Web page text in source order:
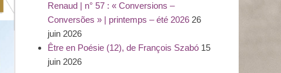
Renaud | n° 57 : « Conversions –
Conversões » | printemps – été 2026 26
juin 2026
Être en Poésie (12), de François Szabó 15
juin 2026